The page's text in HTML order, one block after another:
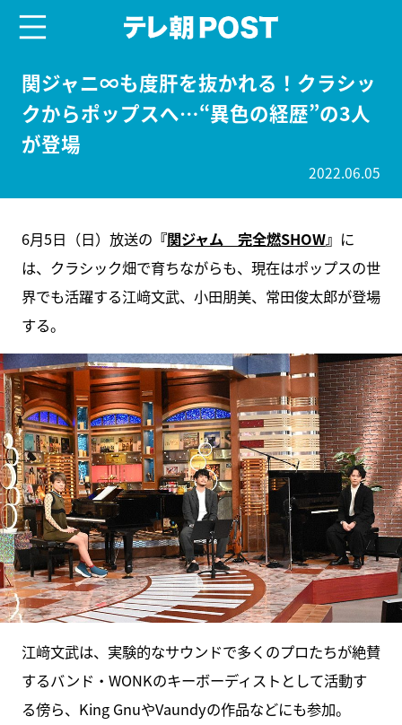
関ジャニ∞も度肝を抜かれる！クラシッ
クからポップスへ…“異色の経歴”の3人
が登場
2022.06.05
6月5日（日）放送の 『関ジャム 完全燃SHOW』 に
は、クラシック畑で育ちながらも、現在はポップスの世
界でも活躍する江﨑文武、小田朋美、常田俊太郎が登場
する。
江﨑文武は、実験的なサウンドで多くのプロたちが絶賛
するバンド・WONKのキーボーディストとして活動す
る傍ら、King GnuやVaundyの作品などにも参加。